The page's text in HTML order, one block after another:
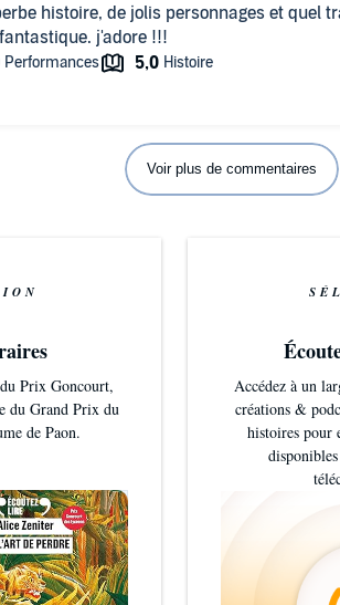
histoire, de jolis personnages et quel
j'adore !!!
Voir plus de commentaires
Prix Goncourt,
du Grand Prix du
de Paon.
Accédez à un
créations &
histoires pour